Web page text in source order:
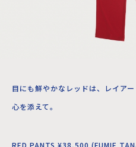
目にも鮮やかなレッドは、レイア
心を添えて。
RED PANTS ¥38,500 (FUMIE